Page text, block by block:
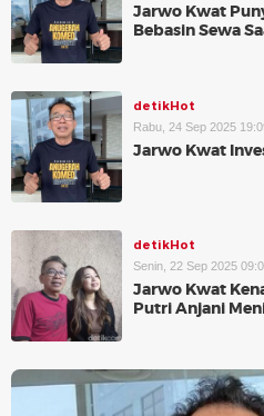
Jarwo Kwat
Bebasin Sewa
detikHot
Rabu, 24 Sep 2025
Jarwo Kwat
detikHot
Senin, 22 Sep 2025
Jarwo Kwat
Putri Anjani